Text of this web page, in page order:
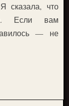
сказала, что
Если вам
— не